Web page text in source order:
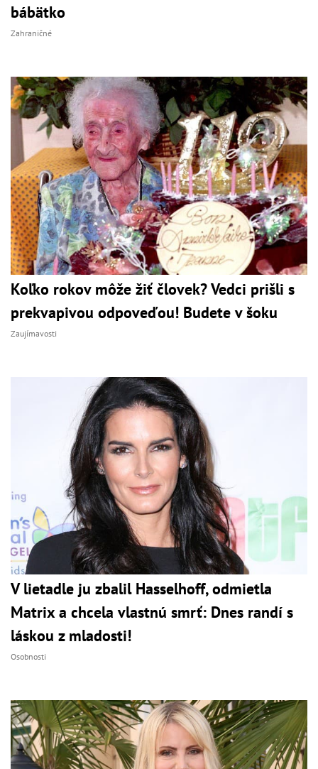
bábätko
Zahraničné
Koľko rokov môže žiť človek? Vedci prišli s
prekvapivou odpoveďou! Budete v šoku
Zaujímavosti
V lietadle ju zbalil Hasselhoff, odmietla
Matrix a chcela vlastnú smrť: Dnes randí s
láskou z mladosti!
Osobnosti